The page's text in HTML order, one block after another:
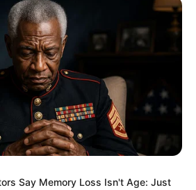
Say Memory Loss Isn't Age: Just